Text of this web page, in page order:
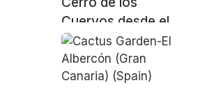
Cuervos desde el
Complejo Laguna
de los Cuervos,
Lavalleja, Uruguay